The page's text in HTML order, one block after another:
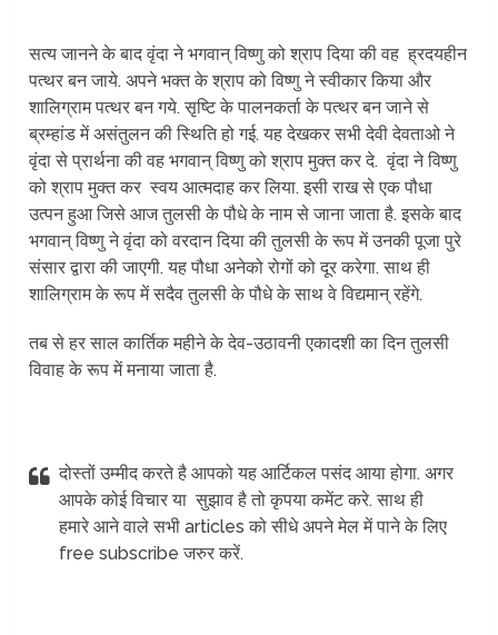
सत्य जानने के बाद वृंदा ने भगवान् विष्णु को श्राप दिया की वह ह्रदयहीन
पत्थर बन जाये. अपने भक्त के श्राप को विष्णु ने स्वीकार किया और
शालिग्राम पत्थर बन गये. सृष्टि के पालनकर्ता के पत्थर बन जाने से
ब्रम्हांड में असंतुलन की स्थिति हो गई. यह देखकर सभी देवी देवताओ ने
वृंदा से प्रार्थना की वह भगवान् विष्णु को श्राप मुक्त कर दे. वृंदा ने विष्णु
को श्राप मुक्त कर स्वय आत्मदाह कर लिया. इसी राख से एक पौधा
उत्पन हुआ जिसे आज तुलसी के पौधे के नाम से जाना जाता है. इसके बाद
भगवान् विष्णु ने वृंदा को वरदान दिया की तुलसी के रूप में उनकी पूजा पुरे
संसार द्वारा की जाएगी. यह पौधा अनेको रोगों को दूर करेगा. साथ ही
शालिग्राम के रूप में सदैव तुलसी के पौधे के साथ वे विद्यमान् रहेंगे.
तब से हर साल कार्तिक महीने के देव-उठावनी एकादशी का दिन तुलसी
विवाह के रूप में मनाया जाता है.
दोस्तों उम्मीद करते है आपको यह आर्टिकल पसंद आया होगा. अगर
आपके कोई विचार या सुझाव है तो कृपया कमेंट करे. साथ ही
हमारे आने वाले सभी articles को सीधे अपने मेल में पाने के लिए
free subscribe जरुर करें.